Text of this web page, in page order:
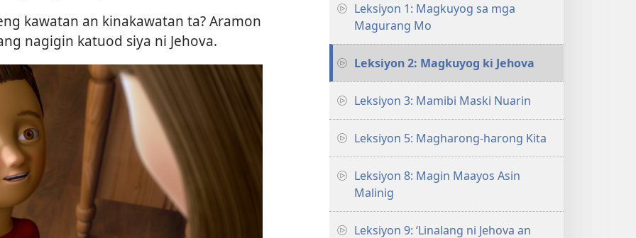
kawatan an kinakawatan ta? Aramon
nagigin katuod siya ni Jehova.
Leksiyon 1: Magkuyog sa mga
Magurang Mo
Leksiyon 2: Magkuyog ki Jehova
Leksiyon 3: Mamibi Maski Nuarin
Leksiyon 5: Magharong-harong Kita
Leksiyon 8: Magin Maayos Asin
Malinig
Leksiyon 9: ‘Linalang ni Jehova an